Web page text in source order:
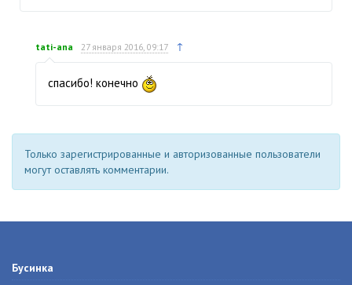
tati-ana 27 января 2016, 09:17 ↑
спасибо! конечно
Только зарегистрированные и авторизованные пользователи
могут оставлять комментарии.
Бусинка